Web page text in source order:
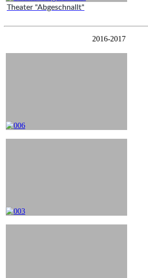
Theater "Abgeschnallt"
2016-2017